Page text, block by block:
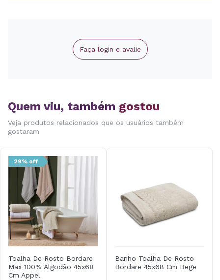
Faça login e avalie
Quem viu, também gostou
Veja produtos relacionados que os usuários também
gostaram
29% off
Toalha De Rosto Bordare
Max 100% Algodão 45x68
Cm Appel
Banho Toalha De Rosto
Bordare 45x68 Cm Bege